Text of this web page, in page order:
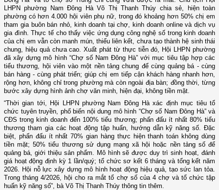
LHPN phường Nam Đông Hà Võ Thị Thanh Thúy chia sẻ, hiện toàn
phường có hơn 4.000 hội viên phụ nữ, trong đó khoảng hơn 50% chị em
tham gia buôn bán nhỏ, kinh doanh tại chợ, kinh doanh online và dịch vụ
gia đình. Thực tế cho thấy việc ứng dụng công nghệ số trong kinh doanh
của chị em vẫn còn manh mún, thiếu liên kết, chưa tạo thành hệ sinh thái
chung, hiệu quả chưa cao. Xuất phát từ thực tiễn đó, Hội LHPN phường
đã xây dựng mô hình “Chợ số Nam Đông Hà” với mục tiêu tập hợp các
tiểu thương, hội viên vào một nền tảng chung để cùng quảng bá - cùng
bán hàng - cùng phát triển; giúp chị em tiếp cận khách hàng nhanh hơn,
rộng hơn, không chỉ trong phường mà còn ngoài địa bàn; đồng thời, từng
bước xây dựng hình ảnh chợ văn minh, hiện đại, không tiền mặt.
“Thời gian tới, Hội LHPN phường Nam Đông Hà xác định mục tiêu tổ
chức tuyên truyền, phổ biến nội dung mô hình “Chợ số Nam Đông Hà” và
CĐS trong kinh doanh đến 100% tiểu thương; phấn đấu ít nhất 80% tiểu
thương tham gia các hoạt động tập huấn, hướng dẫn kỹ năng số. Đặc
biệt, phấn đấu ít nhất 70% gian hàng thực hiện thanh toán không dùng
tiền mặt; 50% tiểu thương sử dụng mạng xã hội hoặc nền tảng số để
quảng bá, giới thiệu sản phẩm. Mô hình sẽ được duy trì sinh hoạt, đánh
giá hoạt động định kỳ 1 lần/quý; tổ chức sơ kết 6 tháng và tổng kết năm
2026. Hội nỗ lực xây dựng mô hình hoạt động hiệu quả, tạo sức lan tỏa.
Trong tháng 4/2026, hội cho ra mắt tổ chợ số của 4 chợ và tổ chức tập
huấn kỹ năng số”, bà Võ Thị Thanh Thúy thông tin thêm.